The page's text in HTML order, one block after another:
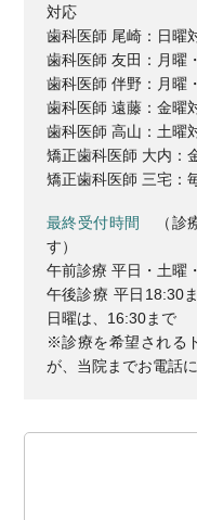
対応
歯科医師 尾崎：日曜
歯科医師 友田：月曜
歯科医師 伴野：月曜
歯科医師 遠藤：金曜
歯科医師 高山：土曜
矯正歯科医師 大内：
矯正歯科医師 三宅：
最終受付時間
（診
す）
午前診療 平日・土曜
午後診療 平日18:30
日曜は、16:30まで
※診療を希望される
が、当院までお電話